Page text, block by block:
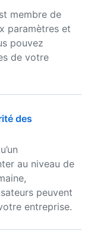
membre de
paramètres et
pouvez
de votre
des
au niveau de
peuvent
entreprise.